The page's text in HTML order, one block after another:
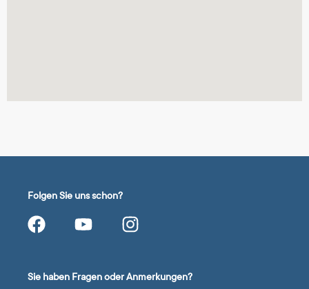
Folgen Sie uns schon?
Sie haben Fragen oder Anmerkungen?